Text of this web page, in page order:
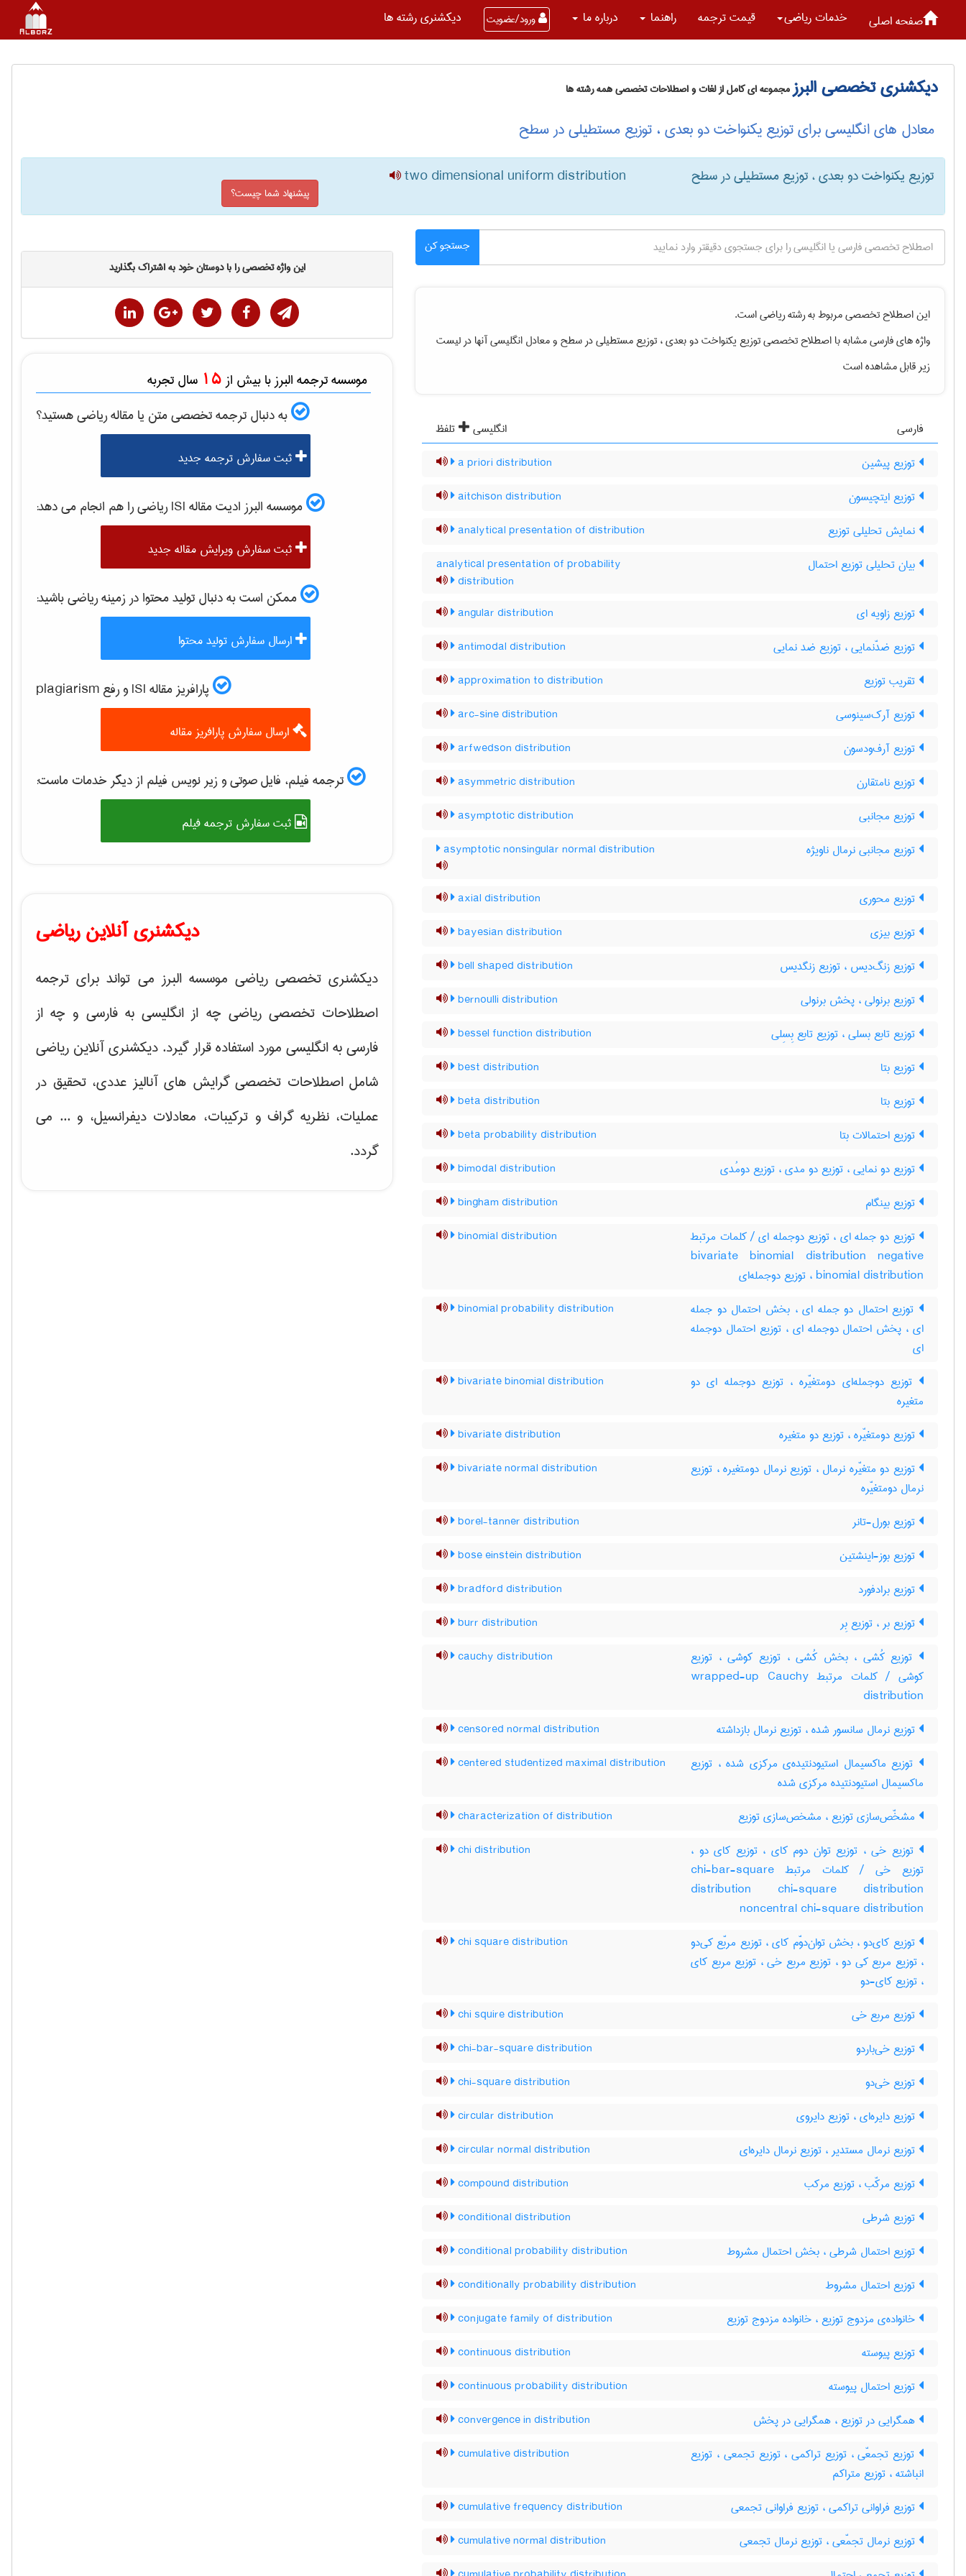
صفحه اصلی خدمات رياضی قیمت ترجمه راهنما درباره ما ورود/عضویت دیکشنری رشته ها
دیکشنری تخصصی البرزمجموعه ای کامل از لغات و اصطلاحات تخصصی همه رشته ها
معادل های انگلیسی برای توزیع یکنواخت دو بعدی ، توزیع مستطیلی در سطح
توزیع یکنواخت دو بعدی ، توزیع مستطیلی در سطح two dimensional uniform distribution
پیشنهاد شما چیست؟
جستجو کن
این اصطلاح تخصصی مربوط به رشتهرياضیاست.
واژه های فارسی مشابه با اصطلاح تخصصیتوزیع یکنواخت دو بعدی ، توزیع مستطیلی در سطحو معادل انگلیسی آنها در لیست
زیر قابل مشاهده است
فارسی انگلیسی
تلفظ
توزیع پیشین
a priori distribution
توزیع ایتچیسون aitchison distribution
نمایش تحلیلی توزیع analytical presentation of distribution
بیان تحلیلی توزیع احتمال
analytical presentation of probability
distribution
توزیع زاویه ای angular distribution
توزیع ضدّنمایی ، توزیع ضد نمایی antimodal distribution
تقریب توزیع approximation to distribution
توزیع آرک‌سینوسی arc-sine distribution
توزیع آرف‌ودسون arfwedson distribution
توزیع نامتقارن asymmetric distribution
توزیع مجانبی asymptotic distribution
توزیع مجانبی نرمال ناویژه asymptotic nonsingular normal distribution
توزیع محوری axial distribution
توزیع بیزی bayesian distribution
توزیع زنگ‌دیس ، توزیع زنگدیس bell shaped distribution
توزیع برنولی ، پخش برنولی bernoulli distribution
توزیع تابع بسلی ، توزیع تابع بِسِلی bessel function distribution
توزیع بتا best distribution
توزیع بتا beta distribution
توزیع احتمالات بتا beta probability distribution
توزیع دو نمایی ، توزیع دو مدی ، توزیع دومُدی bimodal distribution
توزیع بینگام bingham distribution
توزیع دو جمله ای ، توزیع دوجمله ای / کلمات مرتبط
bivariate binomial distribution negative
binomial distribution ، توزیع دوجمله‌ای
binomial distribution
توزیع احتمال دو جمله ای ، بخش احتمال دو جمله
ای ، پخش احتمال دوجمله ای ، توزیع احتمال دوجمله
ای
binomial probability distribution
توزیع دوجمله‌ای دومتغیّره ، توزیع دوجمله ای دو
متغیره
bivariate binomial distribution
توزیع دومتغیّره ، توزیع دو متغیره bivariate distribution
توزیع دو متغیّره نرمال ، توزیع نرمال دومتغیره ، توزیع
نرمال دومتغیّره
bivariate normal distribution
توزیع بورل-تانر borel-tanner distribution
توزیع بوز-اینشتین bose einstein distribution
توزیع برادفورد bradford distribution
توزیع بر ، توزیع بِر burr distribution
توزیع کُشی ، بخش کُشی ، توزیع کوشی ، توزیع
کوشی / کلمات مرتبط wrapped-up Cauchy
distribution
cauchy distribution
توزیع نرمال سانسور شده ، توزیع نرمال بازداشته censored normal distribution
توزیع ماکسیمال استیودنتیده‌ی مرکزی شده ، توزیع
ماکسیمال استیودنتیده مرکزی شده
centered studentized maximal distribution
مشخّص‌سازی توزیع ، مشخص‌سازی توزیع characterization of distribution
توزیع خی ، توزیع توان دوم کای ، توزیع کای دو ،
توزیع خی / کلمات مرتبط chi-bar-square
distribution chi-square distribution
noncentral chi-square distribution
chi distribution
توزیع کای‌دو ، بخش توان‌دوّم کای ، توزیع مربّع کی‌دو
، توزیع مربع کی دو ، توزیع مربع خی ، توزیع مربع کای
، توزیع کای-دو
chi square distribution
توزیع مربع خی chi squire distribution
توزیع خی‌باردو chi-bar-square distribution
توزیع خی‌دو chi-square distribution
توزیع دایره‌ای ، توزیع دایروی circular distribution
توزیع نرمال مستدیر ، توزیع نرمال دایره‌ای circular normal distribution
توزیع مرکّب ، توزیع مرکب compound distribution
توزیع شرطی conditional distribution
توزیع احتمال شرطی ، بخش احتمال مشروط conditional probability distribution
توزیع احتمال مشروط conditionally probability distribution
خانواده‌ی مزدوج توزیع ، خانواده مزدوج توزیع conjugate family of distribution
توزیع پیوسته continuous distribution
توزیع احتمال پیوسته continuous probability distribution
همگرایی در توزیع ، همگرایی در پخش convergence in distribution
توزیع تجمعّی ، توزیع تراکمی ، توزیع تجمعی ، توزیع
انباشته ، توزیع متراکم
cumulative distribution
توزیع فراوانی تراکمی ، توزیع فراوانی تجمعی cumulative frequency distribution
توزیع نرمال تجمّعی ، توزیع نرمال تجمعی cumulative normal distribution
این واژه تخصصی را با دوستان خود به اشتراک بگذارید
موسسه ترجمه البرز با بیش از 15 سال تجربه
به دنبال ترجمه تخصصی متن یا مقالهرياضیهستید؟
ثبت سفارش ترجمه جدید
موسسه البرز ادیت مقاله ISI رياضیرا هم انجام می دهد:
ثبت سفارش ویرایش مقاله جدید
ممکن است به دنبال تولید محتوا در زمینهرياضیباشید:
ارسال سفارش تولید محتوا
پارافریز مقاله ISI و رفع plagiarism
ارسال سفارش پارافریز مقاله
ترجمه فیلم، فایل صوتی و زیر نویس فیلم از دیگر خدمات ماست:
ثبت سفارش ترجمه فیلم
دیکشنری آنلاین ریاضی
دیکشنری تخصصی ریاضی موسسه البرز می تواند برای ترجمه
اصطلاحات تخصصی ریاضی چه از انگلیسی به فارسی و چه از
فارسی به انگلیسی مورد استفاده قرار گیرد. دیکشنری آنلاین ریاضی
شامل اصطلاحات تخصصی گرایش هایآنالیز عددی، تحقیق در
عملیات، نظریه گراف و تركیبات، معادلات دیفرانسیل، و ... می
گردد.